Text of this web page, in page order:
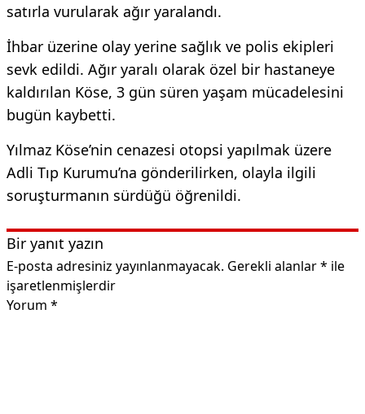
satırla vurularak ağır yaralandı.
İhbar üzerine olay yerine sağlık ve polis ekipleri
sevk edildi. Ağır yaralı olarak özel bir hastaneye
kaldırılan Köse, 3 gün süren yaşam mücadelesini
bugün kaybetti.
Yılmaz Köse’nin cenazesi otopsi yapılmak üzere
Adli Tıp Kurumu’na gönderilirken, olayla ilgili
soruşturmanın sürdüğü öğrenildi.
Bir yanıt yazın
E-posta adresiniz yayınlanmayacak. Gerekli alanlar* ile
işaretlenmişlerdir
Yorum *